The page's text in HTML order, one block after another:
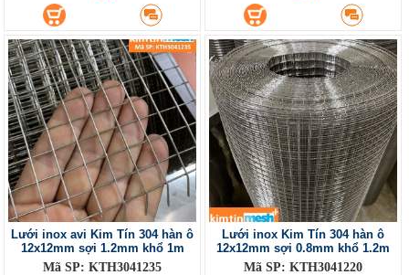
Lưới inox avi Kim Tín 304 hàn ô
12x12mm sợi 1.2mm khổ 1m
Mã SP: KTH3041235
Lưới inox Kim Tín 304 hàn ô
12x12mm sợi 0.8mm khổ 1.2m
Mã SP: KTH3041220